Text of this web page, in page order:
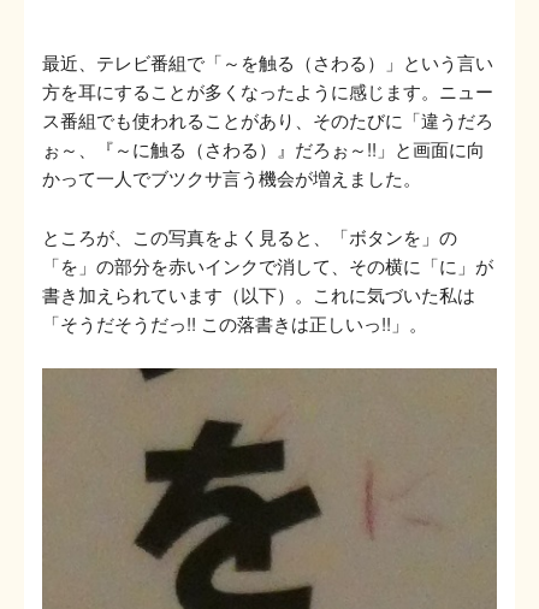
最近、テレビ番組で「～を触る（さわる）」という言い
方を耳にすることが多くなったように感じます。ニュー
ス番組でも使われることがあり、そのたびに「違うだろ
ぉ～、『～に触る（さわる）』だろぉ～!!」と画面に向
かって一人でブツクサ言う機会が増えました。
ところが、この写真をよく見ると、「ボタンを」の
「を」の部分を赤いインクで消して、その横に「に」が
書き加えられています（以下）。これに気づいた私は
「そうだそうだっ!! この落書きは正しいっ!!」。